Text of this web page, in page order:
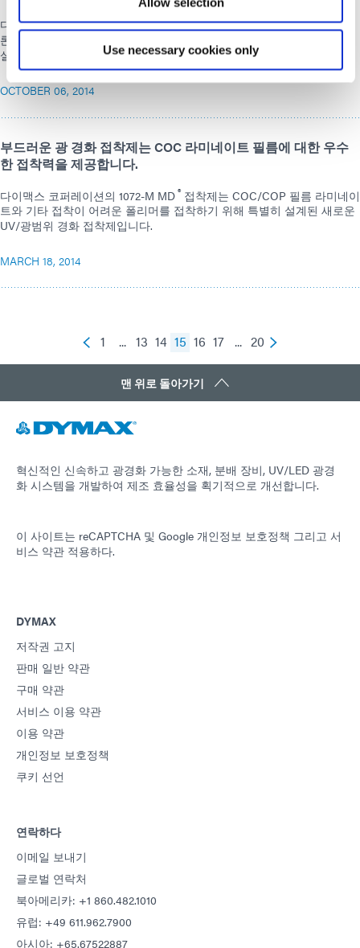
Use necessary cookies only
다이맥스코퍼레이션에서 MD를 출시했습니다.®215-CTH-UR-SC는 나일
론 12와 PEBA를 사용하여 차세대 카테터 디자인의 접합 및 조립을 위해
설계된 LED 경화 접착제입니다.
OCTOBER 06, 2014
부드러운 광 경화 접착제는 COC 라미네이트 필름에 대한 우수
한 접착력을 제공합니다.
다이맥스 코퍼레이션의 1072-M MD® 접착제는 COC/COP 필름 라미네이
트와 기타 접착이 어려운 폴리머를 접착하기 위해 특별히 설계된 새로운
UV/광범위 경화 접착제입니다.
MARCH 18, 2014
1 ... 13 14 15 16 17 ... 20
맨 위로 돌아가기
혁신적인 신속하고 광경화 가능한 소재, 분배 장비, UV/LED 광경
화 시스템을 개발하여 제조 효율성을 획기적으로 개선합니다.
이 사이트는 reCAPTCHA 및 Google 개인정보 보호정책 그리고 서
비스 약관 적용하다.
DYMAX
저작권 고지
판매 일반 약관
구매 약관
서비스 이용 약관
이용 약관
개인정보 보호정책
쿠키 선언
연락하다
이메일 보내기
글로벌 연락처
북아메리카: +1 860.482.1010
유럽: +49 611.962.7900
아시아: +65.67522887